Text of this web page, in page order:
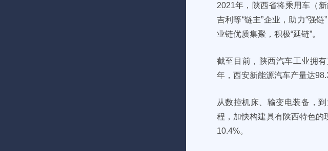
2021年，陕西省将乘用车（
吉利等“链主”企业，助力“强
业链优质集聚，积极“延链”。
截至目前，陕西汽车工业拥
年，西安新能源汽车产量达
从数控机床、输变电装备，
程，加快构建具有陕西特色的
10.4%。